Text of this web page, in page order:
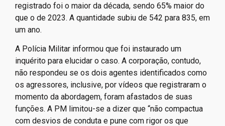
registrado foi o maior da década, sendo 65% maior do
que o de 2023. A quantidade subiu de 542 para 835, em
um ano.
A Polícia Militar informou que foi instaurado um
inquérito para elucidar o caso. A corporação, contudo,
não respondeu se os dois agentes identificados como
os agressores, inclusive, por vídeos que registraram o
momento da abordagem, foram afastados de suas
funções. A PM limitou-se a dizer que “não compactua
com desvios de conduta e pune com rigor os que